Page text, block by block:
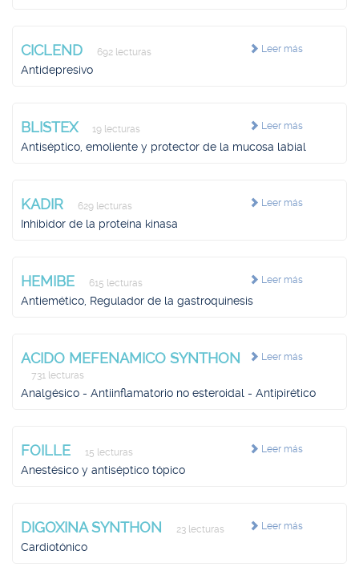
Leer más
CICLEND 692 lecturas
Antidepresivo
Leer más
BLISTEX 19 lecturas
Antiséptico, emoliente y protector de la mucosa labial
Leer más
KADIR 629 lecturas
Inhibidor de la proteína kinasa
Leer más
HEMIBE 615 lecturas
Antiemético, Regulador de la gastroquinesis
Leer más
ACIDO MEFENAMICO SYNTHON
731 lecturas
Analgésico - Antiinflamatorio no esteroidal - Antipirético
Leer más
FOILLE 15 lecturas
Anestésico y antiséptico tópico
Leer más
DIGOXINA SYNTHON 23 lecturas
Cardiotónico